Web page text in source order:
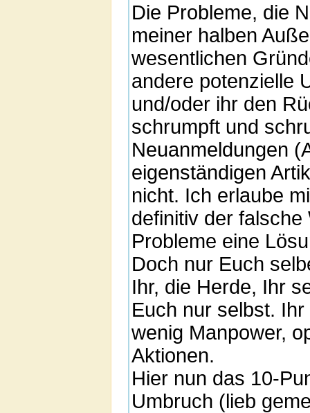
Die Probleme, die
meiner halben
wesentlichen
andere potenzielle
und/oder ihr den
schrumpft und
Neuanmeldungen
eigenständigen
nicht. Ich erlaube
definitiv der
Probleme eine
Doch nur Euch
Ihr, die Herde, Ihr
Euch nur selbst.
wenig Manpower,
Aktionen.
Hier nun das 10-
Umbruch (lieb